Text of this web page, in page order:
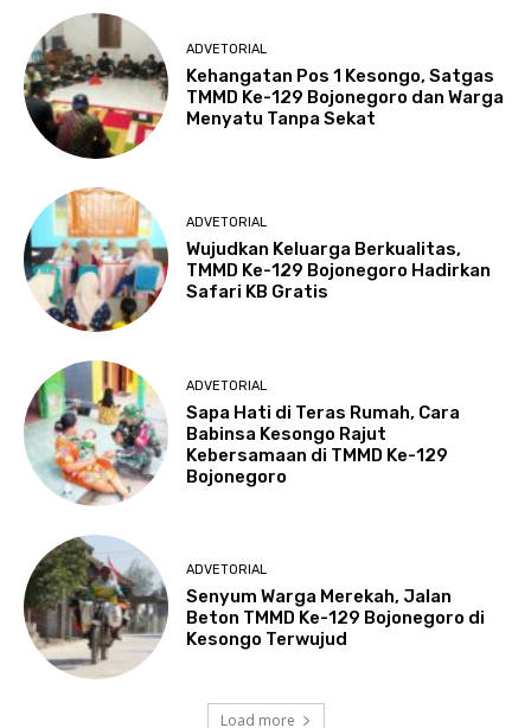
ADVETORIAL
Kehangatan Pos 1 Kesongo, Satgas
TMMD Ke-129 Bojonegoro dan Warga
Menyatu Tanpa Sekat
ADVETORIAL
Wujudkan Keluarga Berkualitas,
TMMD Ke-129 Bojonegoro Hadirkan
Safari KB Gratis
ADVETORIAL
Sapa Hati di Teras Rumah, Cara
Babinsa Kesongo Rajut
Kebersamaan di TMMD Ke-129
Bojonegoro
ADVETORIAL
Senyum Warga Merekah, Jalan
Beton TMMD Ke-129 Bojonegoro di
Kesongo Terwujud
Load more